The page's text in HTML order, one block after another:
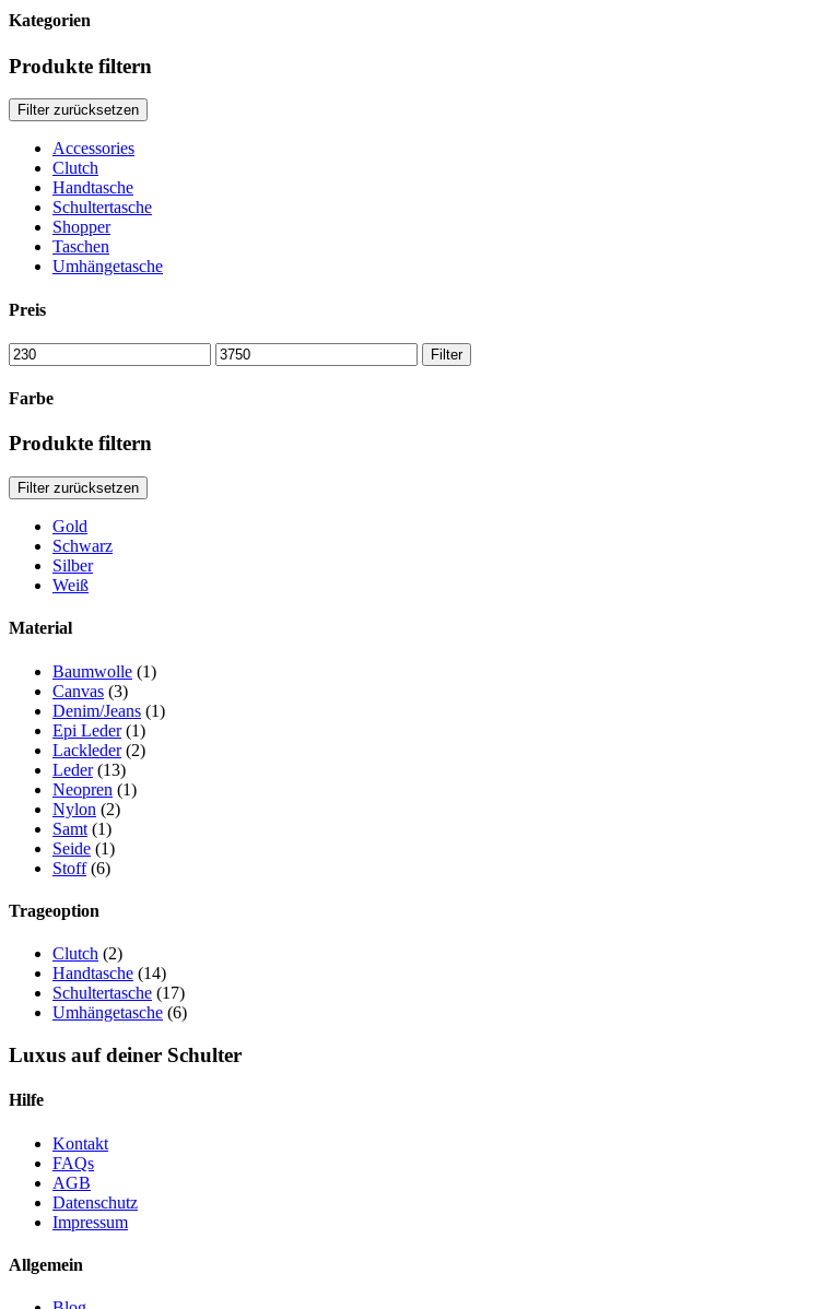
Kategorien
Produkte filtern
Filter zurücksetzen
Accessories
Clutch
Handtasche
Schultertasche
Shopper
Taschen
Umhängetasche
Preis
Min
price
Max
price
Filter
Farbe
Produkte filtern
Filter zurücksetzen
Gold
Schwarz
Silber
Weiß
Material
Baumwolle (1)
Canvas (3)
Denim/Jeans (1)
Epi Leder (1)
Lackleder (2)
Leder (13)
Neopren (1)
Nylon (2)
Samt (1)
Seide (1)
Stoff (6)
Trageoption
Clutch (2)
Handtasche (14)
Schultertasche (17)
Umhängetasche (6)
Luxus auf deiner Schulter
Hilfe
Kontakt
FAQs
AGB
Datenschutz
Impressum
Allgemein